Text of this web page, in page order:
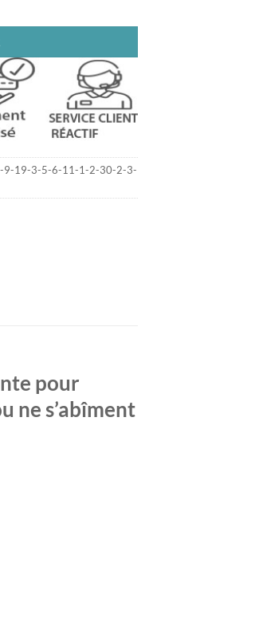
9-19-3-5-6-11-1-2-30-2-3-
pour
ne s’abîment